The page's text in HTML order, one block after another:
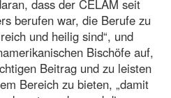
dass der CELAM seit
berufen war, die Berufe zu
und heilig sind“, und
Bischöfe auf,
Beitrag und zu leisten
Bereich zu bieten, „damit